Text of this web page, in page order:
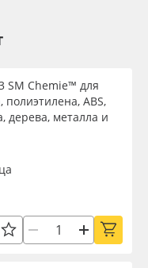
SM Chemie™ для
ABS,
дерева, металла и